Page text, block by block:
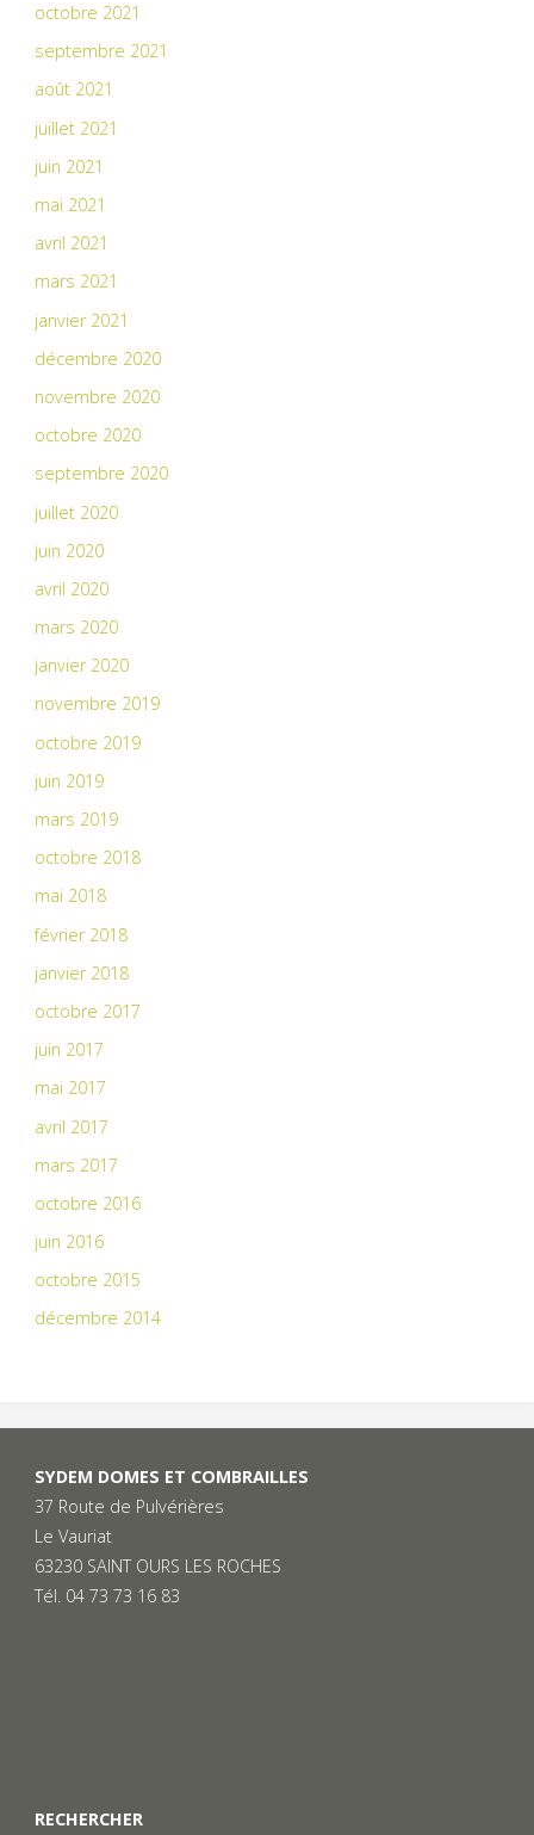
octobre 2021
septembre 2021
août 2021
juillet 2021
juin 2021
mai 2021
avril 2021
mars 2021
janvier 2021
décembre 2020
novembre 2020
octobre 2020
septembre 2020
juillet 2020
juin 2020
avril 2020
mars 2020
janvier 2020
novembre 2019
octobre 2019
juin 2019
mars 2019
octobre 2018
mai 2018
février 2018
janvier 2018
octobre 2017
juin 2017
mai 2017
avril 2017
mars 2017
octobre 2016
juin 2016
octobre 2015
décembre 2014
SYDEM DOMES ET COMBRAILLES
37 Route de Pulvérières
Le Vauriat
63230 SAINT OURS LES ROCHES
Tél. 04 73 73 16 83
RECHERCHER